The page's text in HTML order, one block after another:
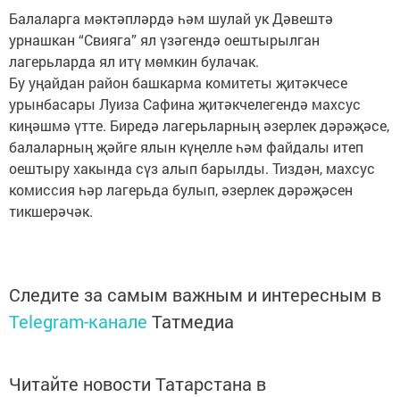
Балаларга мәктәпләрдә һәм шулай ук Дәвештә
урнашкан “Свияга” ял үзәгендә оештырылган
лагерьларда ял итү мөмкин булачак.
Бу уңайдан район башкарма комитеты җитәкчесе
урынбасары Луиза Сафина җитәкчелегендә махсус
киңәшмә үтте. Биредә лагерьларның әзерлек дәрәҗәсе,
балаларның җәйге ялын күңелле һәм файдалы итеп
оештыру хакында сүз алып барылды. Тиздән, махсус
комиссия һәр лагерьда булып, әзерлек дәрәҗәсен
тикшерәчәк.
Следите за самым важным и интересным в
Telegram-канале Татмедиа
Читайте новости Татарстана в